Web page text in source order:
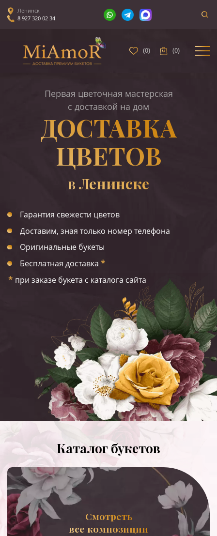
Ленинск
8 927 320 02 34
(0) (0)
Первая цветочная мастерская
с доставкой на дом
ДОСТАВКА
ЦВЕТОВ
В Ленинске
Гарантия свежести цветов
Доставим, зная только номер телефона
Оригинальные букеты
Бесплатная доставка *
* при заказе букета с каталога сайта
Каталог букетов
Смотреть
все композиции